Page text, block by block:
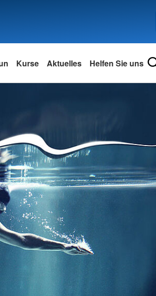
Kurse Aktuelles Helfen Sie uns